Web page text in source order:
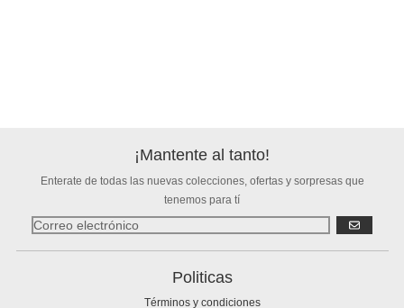
¡Mantente al tanto!
Enterate de todas las nuevas colecciones, ofertas y sorpresas que
tenemos para tí
Politicas
Términos y condiciones